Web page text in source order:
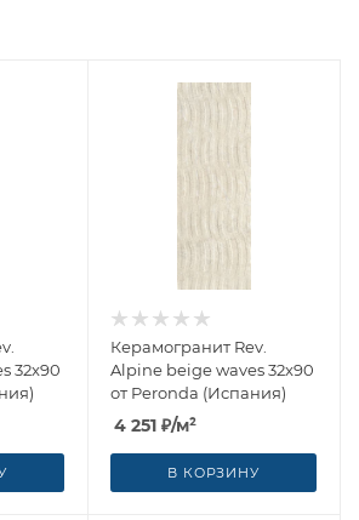
32x90
Керамогранит Rev.
Alpine beige waves 32x90
от Peronda (Испания)
4 251 ₽/м²
В КОРЗИНУ